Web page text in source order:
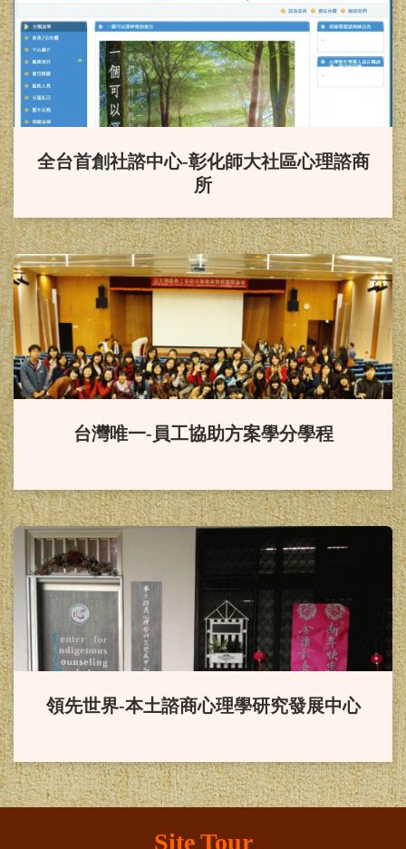
異！！
賀！本系114年社會工作師高
考通過，成績優異！！
賀！本系應屆畢業生參加114
年度教師資格檢定考試100%全數通
過。
賀！本系同學榮獲114年度
「國科會補助大專學生研究計
畫」。
恭賀！本系葉怡伶老師升等副
賀！本系「輔導與諮商學報」
通過 2024「臺灣人文及社會科學期
刊評比暨核心期刊收錄」之 社會科
學核心期刊（TSSCI）。
恭賀！ 徐西森教授榮獲113年
教育部獎學金，並於2024/11/23在總
統府受獎。
全台首創社諮中心-彰化師大社區心理諮商
所
台灣唯一-員工協助方案學分學程
領先世界-本土諮商心理學研究發展中心
Site Tour